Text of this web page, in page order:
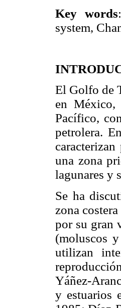
Key words
system,
El Golfo de
en México,
Pacífico,
petrolera.
una zona
lagunares y
Se ha
zona
por su gran
(moluscos
utilizan
Yáñez-
y estuarios